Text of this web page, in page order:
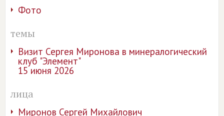
Фото
темы
Визит Сергея Миронова в минералогический
клуб "Элемент"
15 июня 2026
лица
Миронов Сергей Михайлович